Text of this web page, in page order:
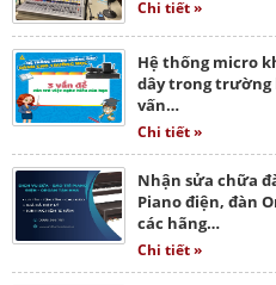
Chi tiết »
Hệ thống micro
dây trong trường
vấn…
Chi tiết »
Nhận sửa chữa
Piano điện, đàn
các hãng…
Chi tiết »